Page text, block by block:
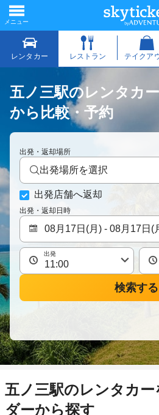
五ノ三駅のレンタカ
から比較・予約
出発・返却場所
出発場所を選択
出発店舗へ返却
出発・返却日時
出発
検索する
五ノ三駅のレンタカ
ダーから探す